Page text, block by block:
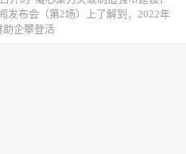
发布会（第2场）上了解到，2022年
助企攀登活